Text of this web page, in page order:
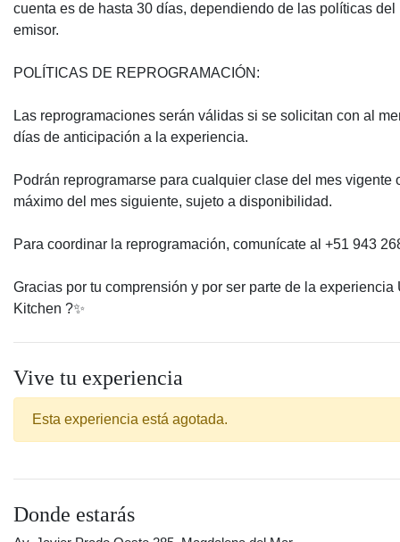
cuenta es de hasta 30 días, dependiendo de las políticas del
emisor.
POLÍTICAS DE REPROGRAMACIÓN:
Las reprogramaciones serán válidas si se solicitan con al
días de anticipación a la experiencia.
Podrán reprogramarse para cualquier clase del mes vigente
máximo del mes siguiente, sujeto a disponibilidad.
Para coordinar la reprogramación, comunícate al +51 943
Gracias por tu comprensión y por ser parte de la experiencia
Kitchen ?️✨
Vive tu experiencia
Esta experiencia está agotada.
Donde estarás